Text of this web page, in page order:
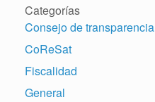
Categorías
Consejo de transparencia
CoReSat
Fiscalidad
General